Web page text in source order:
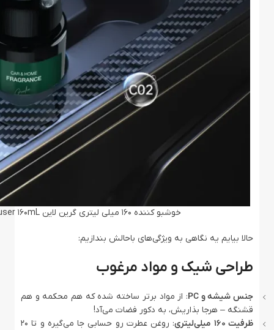
خوشبو کننده 160 میلی لیتری گرین لاین Green Lion Fragrance Air Diffuser 160mL
حالا بیایم یه نگاهی به ویژگی‌های باحالش بندازیم:
طراحی شیک و مواد مرغوب
جنس شیشه و PC
: از مواد برتر ساخته شده که هم محکمه و هم
قشنگه – هرجا بذاریش، به دکور فضات می‌آد!
ظرفیت 160 میلی‌لیتری
: روغن عطرت رو حسابی جا می‌گیره و تا 20